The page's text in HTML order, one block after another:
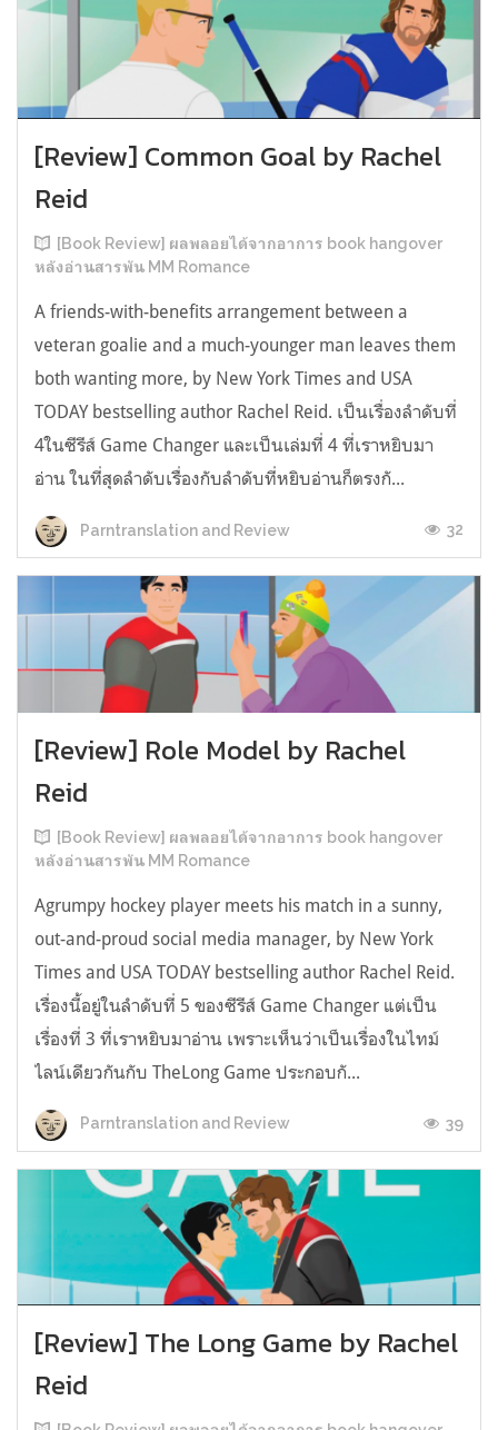
[Review] Common Goal by Rachel
Reid
[Book Review] ผลพลอยได้จากอาการ book hangover
หลังอ่านสารพัน MM Romance
A friends-with-benefits arrangement between a
veteran goalie and a much-younger man leaves them
both wanting more, by New York Times and USA
TODAY bestselling author Rachel Reid. เป็นเรื่องลำดับที่
4ในซีรีส์ Game Changer และเป็นเล่มที่ 4 ที่เราหยิบมา
อ่าน ในที่สุดลำดับเรื่องกับลำดับที่หยิบอ่านก็ตรงกั...
Parntranslation and Review 32
[Review] Role Model by Rachel
Reid
[Book Review] ผลพลอยได้จากอาการ book hangover
หลังอ่านสารพัน MM Romance
Agrumpy hockey player meets his match in a sunny,
out-and-proud social media manager, by New York
Times and USA TODAY bestselling author Rachel Reid.
เรื่องนี้อยู่ในลำดับที่ 5 ของซีรีส์ Game Changer แต่เป็น
เรื่องที่ 3 ที่เราหยิบมาอ่าน เพราะเห็นว่าเป็นเรื่องในไทม์
ไลน์เดียวกันกับ TheLong Game ประกอบกั...
Parntranslation and Review 39
[Review] The Long Game by Rachel
Reid